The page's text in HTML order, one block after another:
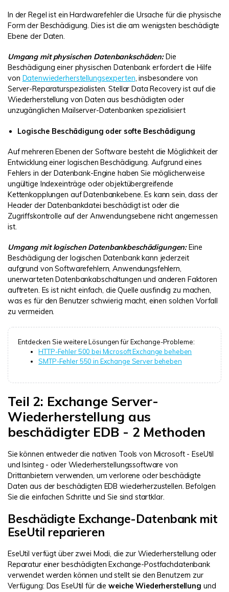
In der Regel ist ein Hardwarefehler die Ursache für die physische
Form der Beschädigung. Dies ist die am wenigsten beschädigte
Ebene der Daten.
Umgang mit physischen Datenbankschäden:Die
Beschädigung einer physischen Datenbank erfordert die Hilfe
von Datenwiederherstellungsexperten, insbesondere von
Server-Reparaturspezialisten. Stellar Data Recovery ist auf die
Wiederherstellung von Daten aus beschädigten oder
unzugänglichen Mailserver-Datenbanken spezialisiert
Logische Beschädigung oder softe Beschädigung
Auf mehreren Ebenen der Software besteht die Möglichkeit der
Entwicklung einer logischen Beschädigung. Aufgrund eines
Fehlers in der Datenbank-Engine haben Sie möglicherweise
ungültige Indexeinträge oder objektübergreifende
Kettenkopplungen auf Datenbankebene. Es kann sein, dass der
Header der Datenbankdatei beschädigt ist oder die
Zugriffskontrolle auf der Anwendungsebene nicht angemessen
ist.
Umgang mit logischen Datenbankbeschädigungen:Eine
Beschädigung der logischen Datenbank kann jederzeit
aufgrund von Softwarefehlern, Anwendungsfehlern,
unerwarteten Datenbankabschaltungen und anderen Faktoren
auftreten. Es ist nicht einfach, die Quelle ausfindig zu machen,
was es für den Benutzer schwierig macht, einen solchen Vorfall
zu vermeiden.
Entdecken Sie weitere Lösungen für Exchange-Probleme:
HTTP-Fehler 500 bei Microsoft Exchange beheben
SMTP-Fehler 550 in Exchange Server beheben
Teil 2: Exchange Server-
Wiederherstellung aus
beschädigter EDB - 2 Methoden
Sie können entweder die nativen Tools von Microsoft - EseUtil
und Isinteg - oder Wiederherstellungssoftware von
Drittanbietern verwenden, um verlorene oder beschädigte
Daten aus der beschädigten EDB wiederherzustellen. Befolgen
Sie die einfachen Schritte und Sie sind startklar.
Beschädigte Exchange-Datenbank mit
EseUtil reparieren
EseUtil verfügt über zwei Modi, die zur Wiederherstellung oder
Reparatur einer beschädigten Exchange-Postfachdatenbank
verwendet werden können und stellt sie den Benutzern zur
Verfügung: Das EseUtil für dieweiche Wiederherstellung und